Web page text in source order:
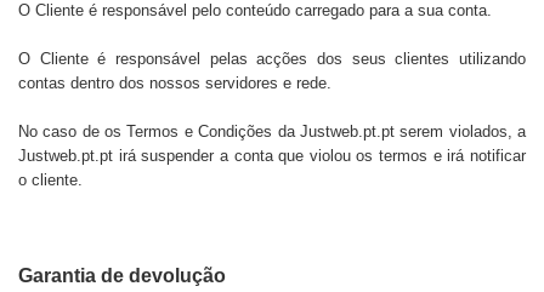
O Cliente é responsável pelo conteúdo carregado para a sua conta.
O Cliente é responsável pelas acções dos seus clientes utilizando
contas dentro dos nossos servidores e rede.
No caso de os Termos e Condições da Justweb.pt.ptserem violados, a
Justweb.pt.pt irá suspender a conta que violou os termos e irá notificar
o cliente.
Garantia de devolução